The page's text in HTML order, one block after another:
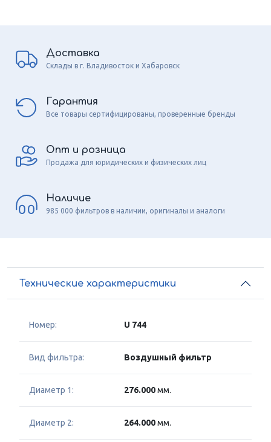
Доставка
Склады в г. Владивосток и Хабаровск
Гарантия
Все товары сертифицированы, проверенные бренды
Опт и розница
Продажа для юридических и физических лиц
Наличие
985 000 фильтров в наличии, оригиналы и аналоги
Технические характеристики
Номер: U 744
Вид фильтра: Воздушный фильтр
Диаметр 1: 276.000мм.
Диаметр 2: 264.000мм.